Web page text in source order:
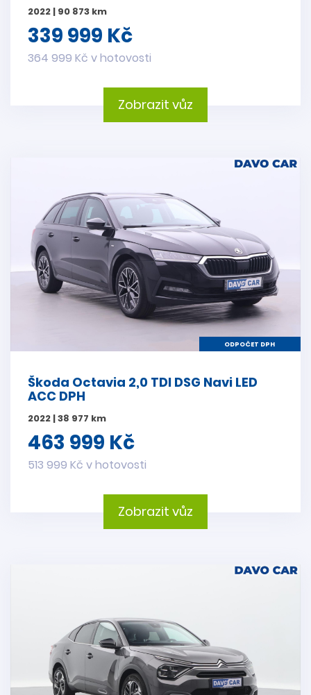
2022 | 90 873 km
339 999 Kč
364 999 Kč v hotovosti
Zobrazit vůz
ODPOČET DPH
Škoda Octavia 2,0 TDI DSG Navi LED
ACC DPH
2022 | 38 977 km
463 999 Kč
513 999 Kč v hotovosti
Zobrazit vůz